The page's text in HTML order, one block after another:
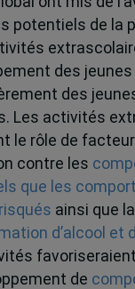
potentiels de la
des
des
Les activités
le rôle de
contre les
que les
ainsi que la
d’alcool et
de